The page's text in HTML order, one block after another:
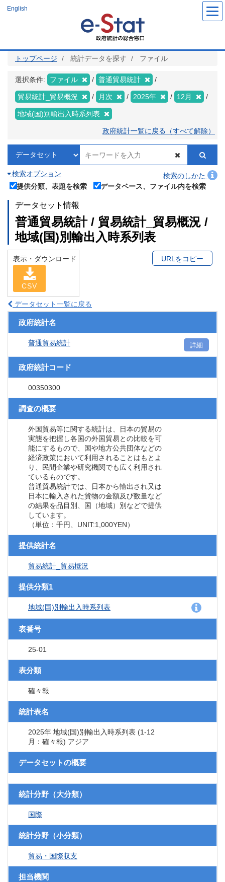
ツ
English
トップページ 統計データを探す ファイル
選択条件: ファイル 普通貿易統計
貿易統計_貿易概況 月次 2025年 12月
地域(国)別輸出入時系列表
政府統計一覧に戻る（すべて解除）
検索オプション
検索のしかた
提供分類、表題を検索
データベース、ファイル内を検索
データセット情報
普通貿易統計 / 貿易統計_貿易概況 /
地域(国)別輸出入時系列表
表示・ダウンロード
CSV
URLをコピー
データセット一覧に戻る
政府統計名
普通貿易統計 詳細
政府統計コード
00350300
調査の概要
外国貿易等に関する統計は、日本の貿易の
実態を把握し各国の外国貿易との比較を可
能にするもので、国や地方公共団体などの
経済政策において利用されることはもとよ
り、民間企業や研究機関でも広く利用され
ているものです。
普通貿易統計では、日本から輸出され又は
日本に輸入された貨物の金額及び数量など
の結果を品目別、国（地域）別などで提供
しています。
（単位：千円、UNIT:1,000YEN）
提供統計名
貿易統計_貿易概況
提供分類1
地域(国)別輸出入時系列表
表番号
25-01
表分類
確々報
統計表名
2025年 地域(国)別輸出入時系列表 (1-12
月：確々報) アジア
データセットの概要
統計分野（大分類）
国際
統計分野（小分類）
貿易・国際収支
担当機関